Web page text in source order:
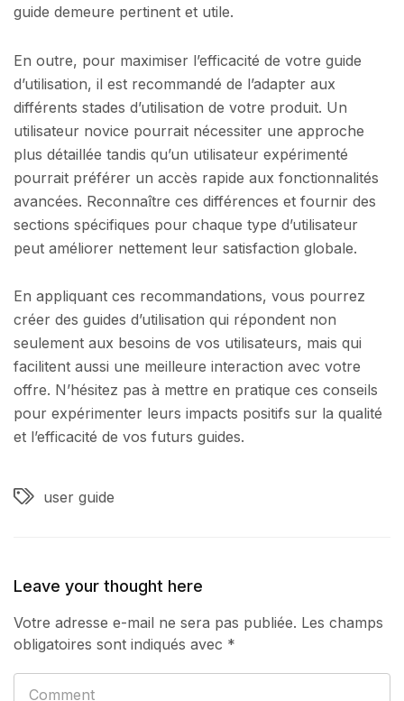
guide demeure pertinent et utile.
En outre, pour maximiser l’efficacité de votre guide
d’utilisation, il est recommandé de l’adapter aux
différents stades d’utilisation de votre produit. Un
utilisateur novice pourrait nécessiter une approche
plus détaillée tandis qu’un utilisateur expérimenté
pourrait préférer un accès rapide aux fonctionnalités
avancées. Reconnaître ces différences et fournir des
sections spécifiques pour chaque type d’utilisateur
peut améliorer nettement leur satisfaction globale.
En appliquant ces recommandations, vous pourrez
créer des guides d’utilisation qui répondent non
seulement aux besoins de vos utilisateurs, mais qui
facilitent aussi une meilleure interaction avec votre
offre. N’hésitez pas à mettre en pratique ces conseils
pour expérimenter leurs impacts positifs sur la qualité
et l’efficacité de vos futurs guides.
user guide
Leave your thought here
Votre adresse e-mail ne sera pas publiée. Les champs
obligatoires sont indiqués avec *